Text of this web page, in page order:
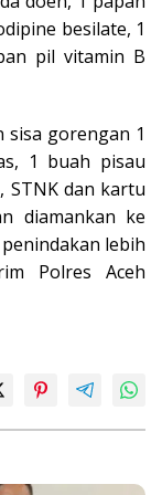
besilate, 1
pil vitamin B
sisa gorengan 1
1 buah pisau
STNK dan kartu
diamankan ke
lebih
Polres Aceh